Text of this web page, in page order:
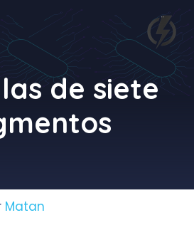
de siete
Matan